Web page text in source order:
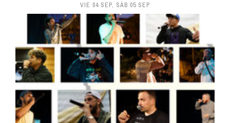
VIE 04 SEP, SÁB 05 SEP